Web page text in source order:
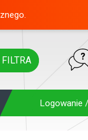
FILTRA
Logowanie